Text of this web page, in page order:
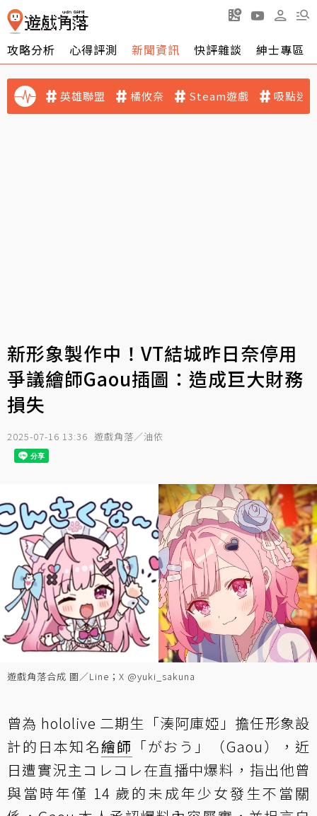
攻略分析 心得評測 新聞資訊 快評雜談 紳士專區
英雄聯盟 橘攸奈 Steam遊戲 吸點迷
新形象製作中！VT結城昨日奈停用
爭議繪師Gaou插圖：造成巨大財務
損失
2025-07-16 13:36 遊戲角落／油依
遊戲角落合成 圖／Line；X @yuki_sakuna
曾為 hololive 二期生「湊阿庫婭」擔任形象設
計的日本知名繪師 「がおう」（Gaou），近
日遭實況主コレコレ在直播中爆料，指出他曾
與當時年僅 14 歲的未成年少女發生不當關